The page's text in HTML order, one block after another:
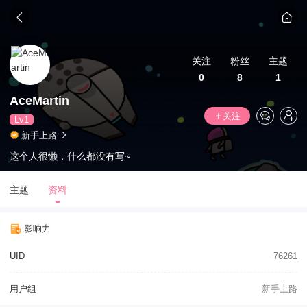
关注
0
粉丝
8
主题
1
AceMartin
Lv1
关注
新手上路
这个人很懒，什么都没有写~
主题 资料
影响力
UID 76261
用户组 新手上路